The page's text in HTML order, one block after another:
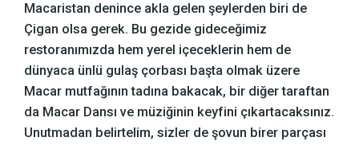
Macaristan denince akla gelen şeylerden biri de
Çigan olsa gerek. Bu gezide gideceğimiz
restoranımızda hem yerel içeceklerin hem de
dünyaca ünlü gulaş çorbası başta olmak üzere
Macar mutfağının tadına bakacak, bir diğer taraftan
da Macar Dansı ve müziğinin keyfini çıkartacaksınız.
Unutmadan belirtelim, sizler de şovun birer parçası